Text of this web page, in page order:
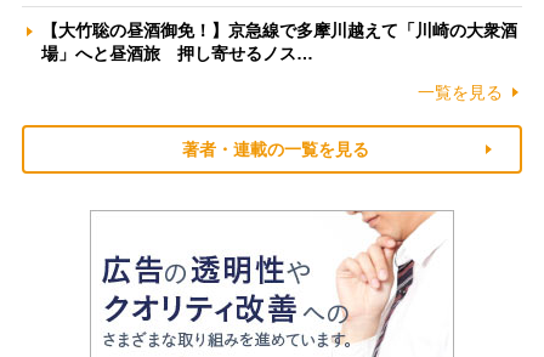
【大竹聡の昼酒御免！】京急線で多摩川越えて「川崎の大衆酒
場」へと昼酒旅 押し寄せるノス…
一覧を見る
著者・連載の一覧を見る